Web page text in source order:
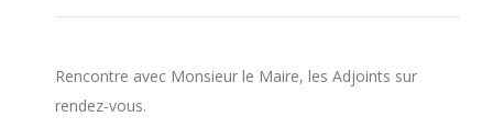
Rencontre avec Monsieur le Maire, les Adjoints sur
rendez-vous.